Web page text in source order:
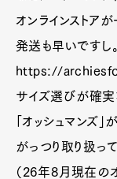
オンラインストア
発送も早いですし。
https://
サイズ選びが確実
「オッシュマンズ」
がっつり取り扱っ
（26年8月現在の